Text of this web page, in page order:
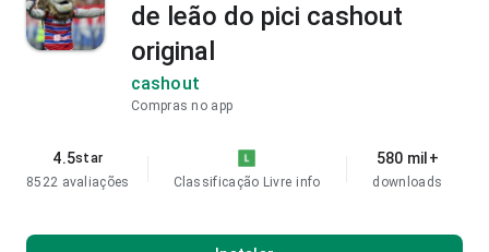
de leão do pici cashout
original
cashout
Compras no app
4.5star
8522 avaliações
Classificação Livre info
580 mil+
downloads